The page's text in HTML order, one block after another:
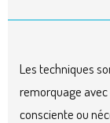
Les techniques
remorquage
consciente ou